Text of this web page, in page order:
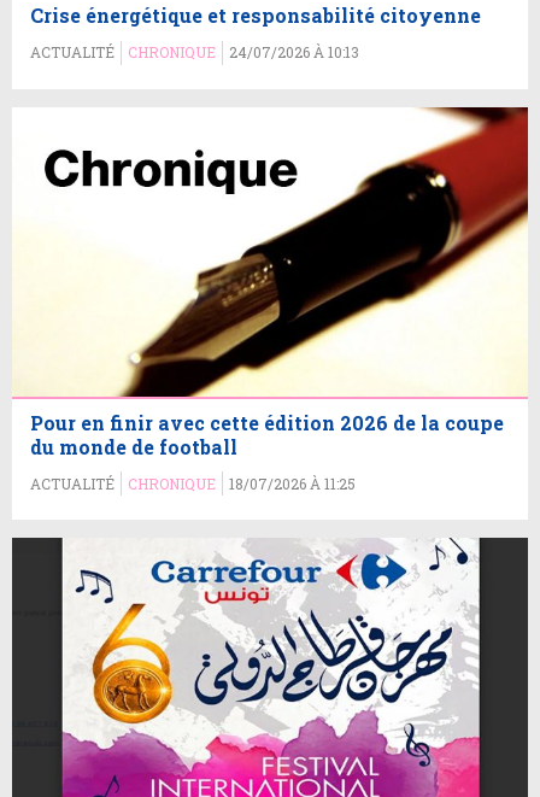
Crise énergétique et responsabilité citoyenne
ACTUALITÉ CHRONIQUE 24/07/2026 À 10:13
Pour en finir avec cette édition 2026 de la coupe
du monde de football
ACTUALITÉ CHRONIQUE 18/07/2026 À 11:25